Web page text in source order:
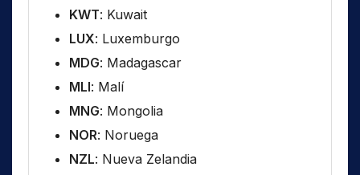
KWT: Kuwait
LUX: Luxemburgo
MDG: Madagascar
MLI: Malí
MNG: Mongolia
NOR: Noruega
NZL: Nueva Zelandia